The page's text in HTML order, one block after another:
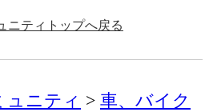
ニティトップへ戻る
ュニティ
車、バイク